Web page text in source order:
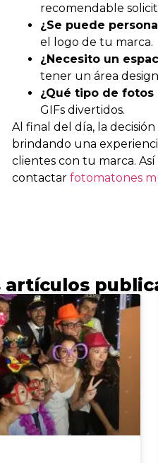
recomendable
¿Se puede
el logo de tu marca.
¿Necesito un
tener un área
¿Qué tipo de
GIFs divertidos.
Al final del día, la decisión
brindando una
clientes con tu marca.
contactar fotomatones
artículos